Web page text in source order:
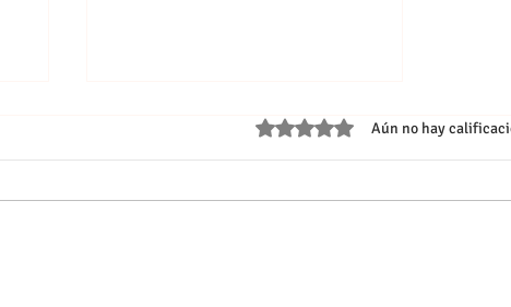
Obtuvo 0 de 5 estrellas.Aún no hay